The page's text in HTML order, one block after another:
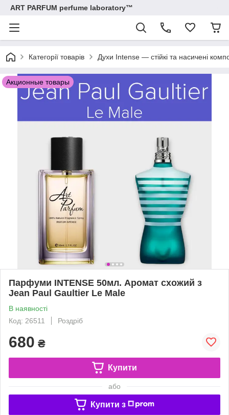
ART PARFUM perfume laboratory™
Категорії товарів Духи Intense — стійкі та насичені
Акционные товары
Парфуми INTENSE 50мл. Аромат схожий з
Jean Paul Gaultier Le Male
В наявності
Код: 26511
Роздріб
680 ₴
Купити
або
Купити з